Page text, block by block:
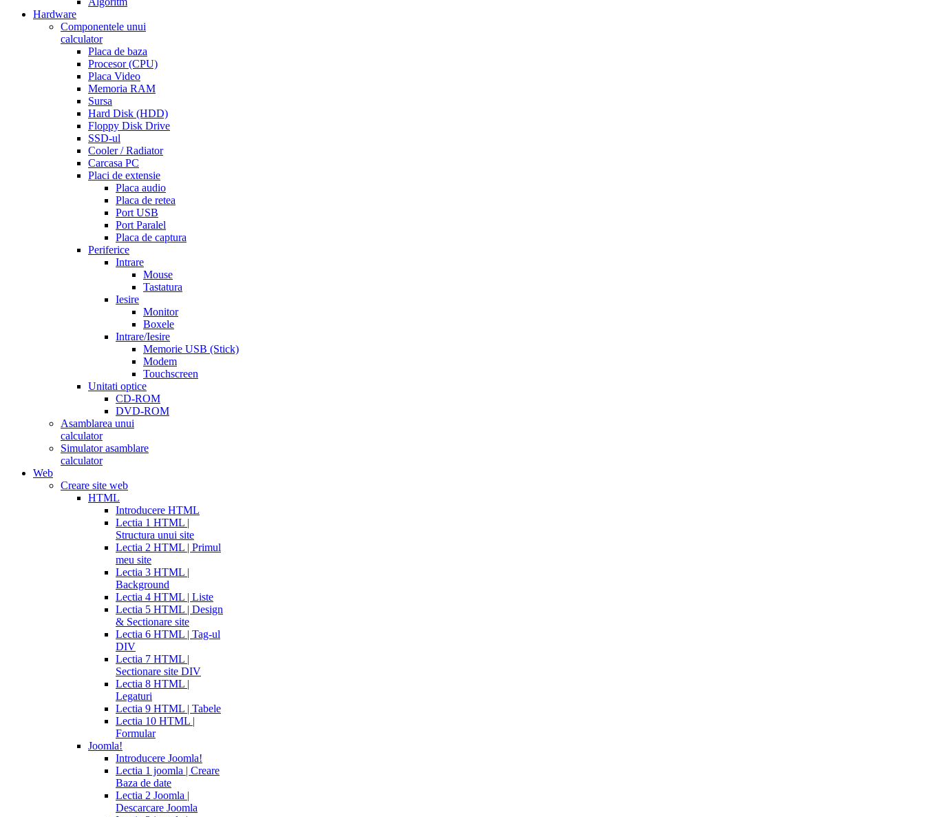
Hardware
Componentele unui
calculator
Placa de baza
Procesor (CPU)
Placa Video
Memoria RAM
Sursa
Hard Disk (HDD)
Floppy Disk Drive
SSD-ul
Cooler / Radiator
Carcasa PC
Placi de extensie
Placa audio
Placa de retea
Port USB
Port Paralel
Placa de captura
Periferice
Intrare
Mouse
Tastatura
Iesire
Monitor
Boxele
Intrare/Iesire
Memorie USB (Stick)
Modem
Touchscreen
Unitati optice
CD-ROM
DVD-ROM
Asamblarea unui
calculator
Simulator asamblare
calculator
Web
Creare site web
HTML
Introducere HTML
Lectia 1 HTML |
Structura unui site
Lectia 2 HTML | Primul
meu site
Lectia 3 HTML |
Background
Lectia 4 HTML | Liste
Lectia 5 HTML | Design
& Sectionare site
Lectia 6 HTML | Tag-ul
DIV
Lectia 7 HTML |
Sectionare site DIV
Lectia 8 HTML |
Legaturi
Lectia 9 HTML | Tabele
Lectia 10 HTML |
Formular
Joomla!
Introducere Joomla!
Lectia 1 joomla | Creare
Baza de date
Lectia 2 Joomla |
Descarcare Joomla